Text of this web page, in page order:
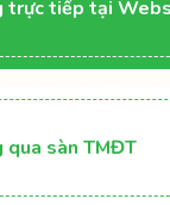
trực tiếp tại
sàn TMĐT